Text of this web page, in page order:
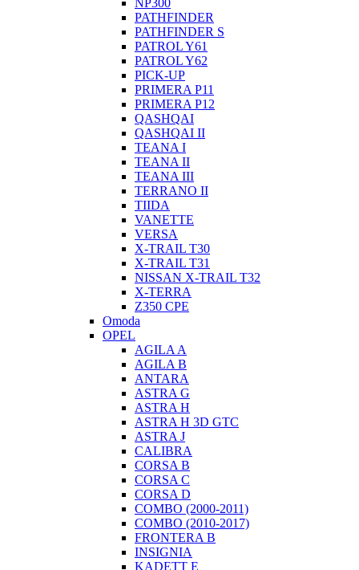
NP300
PATHFINDER
PATHFINDER S
PATROL Y61
PATROL Y62
PICK-UP
PRIMERA P11
PRIMERA P12
QASHQAI
QASHQAI II
TEANA I
TEANA II
TEANA III
TERRANO II
TIIDA
VANETTE
VERSA
X-TRAIL T30
X-TRAIL T31
NISSAN X-TRAIL T32
X-TERRA
Z350 CPE
Omoda
OPEL
AGILA A
AGILA B
ANTARA
ASTRA G
ASTRA H
ASTRA H 3D GTC
ASTRA J
CALIBRA
CORSA B
CORSA C
CORSA D
COMBO (2000-2011)
COMBO (2010-2017)
FRONTERA B
INSIGNIA
KADETT E